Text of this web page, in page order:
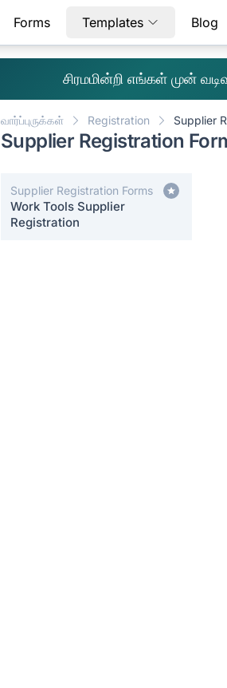
Forms Templates Blog
சிரமமின்றி எங்கள் முன்
வார்ப்புருக்கள் Registration Supplier
Supplier Registration
Supplier Registration Forms
Work Tools Supplier
Registration